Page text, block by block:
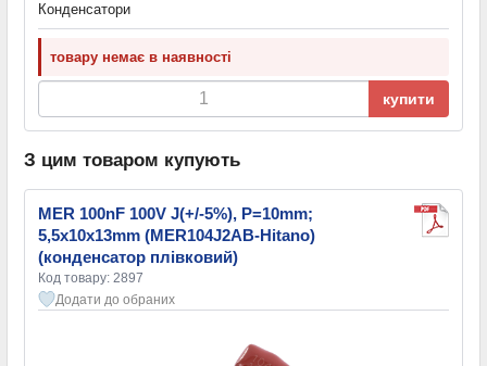
Конденсатори
товару немає в наявності
купити
З цим товаром купують
MER 100nF 100V J(+/-5%), P=10mm;
5,5x10x13mm (MER104J2AB-Hitano)
(конденсатор плівковий)
Код товару: 2897
Додати до обраних